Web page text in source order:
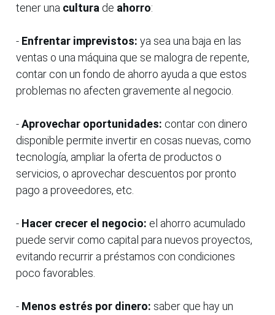
tener una cultura de ahorro:
- Enfrentar imprevistos: ya sea una baja en las
ventas o una máquina que se malogra de repente,
contar con un fondo de ahorro ayuda a que estos
problemas no afecten gravemente al negocio.
-Aprovechar oportunidades: contar con dinero
disponible permite invertir en cosas nuevas, como
tecnología, ampliar la oferta de productos o
servicios, o aprovechar descuentos por pronto
pago a proveedores, etc.
- Hacer crecer el negocio: el ahorro acumulado
puede servir como capital para nuevos proyectos,
evitando recurrir a préstamos con condiciones
poco favorables.
- Menos estrés por dinero: saber que hay un